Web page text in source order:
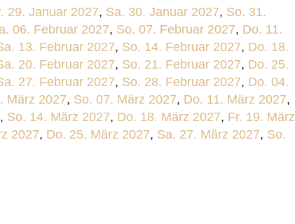
29. Januar 2027, Sa. 30. Januar 2027, So. 31.
06. Februar 2027, So. 07. Februar 2027, Do. 11.
13. Februar 2027, So. 14. Februar 2027, Do. 18.
20. Februar 2027, So. 21. Februar 2027, Do. 25.
27. Februar 2027, So. 28. Februar 2027, Do. 04.
März 2027, So. 07. März 2027, Do. 11. März 2027,
, So. 14. März 2027, Do. 18. März 2027, Fr. 19. März
2027, Do. 25. März 2027, Sa. 27. März 2027, So.